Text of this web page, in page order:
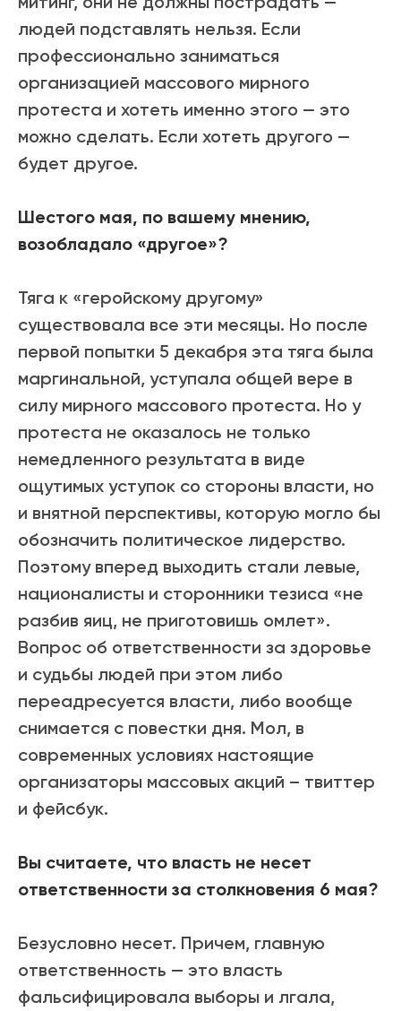
людей подставлять нельзя. Если
профессионально заниматься
организацией массового мирного
протеста и хотеть именно этого — это
можно сделать. Если хотеть другого —
будет другое.
Шестого мая, по вашему мнению,
возобладало «другое»?
Тяга к «геройскому другому»
существовала все эти месяцы. Но после
первой попытки 5 декабря эта тяга была
маргинальной, уступала общей вере в
силу мирного массового протеста. Но у
протеста не оказалось не только
немедленного результата в виде
ощутимых уступок со стороны власти, но
и внятной перспективы, которую могло бы
обозначить политическое лидерство.
Поэтому вперед выходить стали левые,
националисты и сторонники тезиса «не
разбив яиц, не приготовишь омлет».
Вопрос об ответственности за здоровье
и судьбы людей при этом либо
переадресуется власти, либо вообще
снимается с повестки дня. Мол, в
современных условиях настоящие
организаторы массовых акций – твиттер
и фейсбук.
Вы считаете, что власть не несет
ответственности за столкновения 6 мая?
Безусловно несет. Причем, главную
ответственность — это власть
фальсифицировала выборы и лгала,